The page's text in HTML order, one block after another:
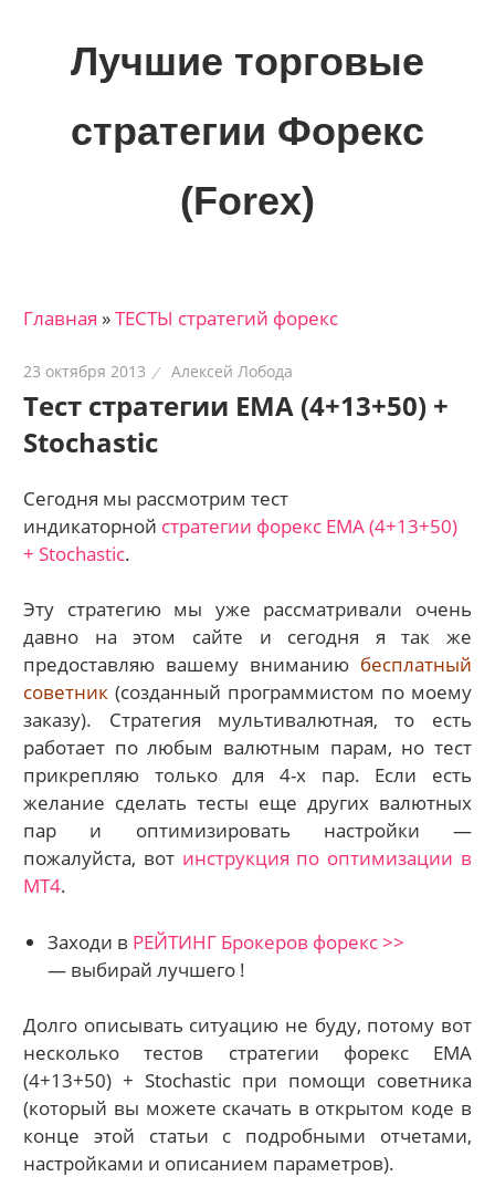
Лучшие торговые
стратегии Форекс
(Forex)
трейдеров
финансовых
рынках:
стратегии,
новости…
Главная »ТЕСТЫ стратегий форекс
23 октября 2013 Алексей Лобода
Тест стратегии EMA (4+13+50) +
Stochastic
Сегодня мы рассмотрим тест
индикаторной стратегии форекс EMA (4+13+50)
+ Stochastic.
Эту стратегию мы уже рассматривали очень
давно на этом сайте и сегодня я так же
предоставляю вашему вниманию бесплатный
советник(созданный программистом по моему
заказу). Стратегия мультивалютная, то есть
работает по любым валютным парам, но тест
прикрепляю только для 4-х пар. Если есть
желание сделать тесты еще других валютных
пар и оптимизировать настройки —
пожалуйста, вот инструкция по оптимизации в
МТ4.
Заходи в РЕЙТИНГ Брокеров форекс >>
— выбирай лучшего !
Долго описывать ситуацию не буду, потому вот
несколько тестов стратегии форекс EMA
(4+13+50) + Stochastic при помощи советника
(который вы можете скачать в открытом коде в
конце этой статьи с подробными отчетами,
настройками и описанием параметров).